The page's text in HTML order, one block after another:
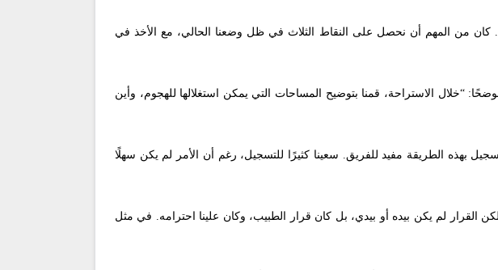
كان من المهم أن نحصل على النقاط الثلاث في ظل وضعنا الحالي، مع الأخذ في
“خلال الاستراحة، قمنا بتوضيح المساحات التي يمكن استغلالها للهجوم، وأين
الطريقة مفيد للفريق. سعينا كثيرًا للتسجيل، رغم أن الأمر لم يكن سهلًا
لم يكن بيده أو بيدي، بل كان قرار الطبيب، وكان علينا احترامه. في مثل